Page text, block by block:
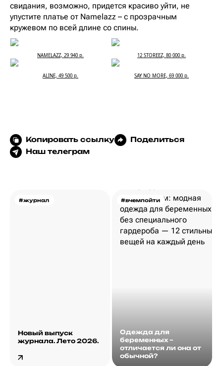
свидания, возможно, придется красиво уйти, не
упустите платье от Namelazz – с прозрачным
кружевом по всей длине со спины.
NAMELAZZ, 29 940 р. 12 STOREEZ, 80 000 р.
ALINE, 49 500 р. SAY NO MORE, 69 000 р.
Копировать ссылку
Поделиться
Наш телеграм
#журнал
Новый выпуск
журнала. Лето 2026.
#вчемпойти
Одежда для
беременных –
отличается ли она от
обычной?